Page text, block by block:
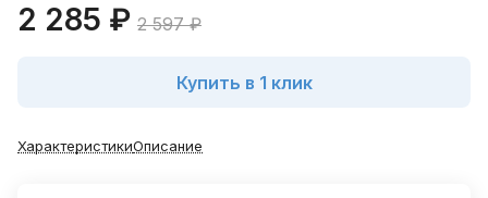
2 285 ₽ 2 597 ₽
Купить в 1 клик
ХарактеристикиОписание